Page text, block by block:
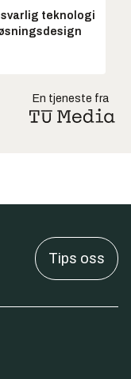
teknologi
En tjeneste fra
Tips oss